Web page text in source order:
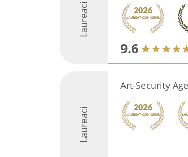
Laureaci
9.6
Laureaci
Art-Security